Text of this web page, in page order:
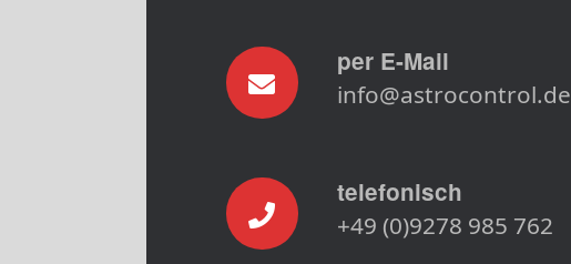
per E-Mail
info@astrocontrol.de
telefonisch
+49 (0)9278 985 762